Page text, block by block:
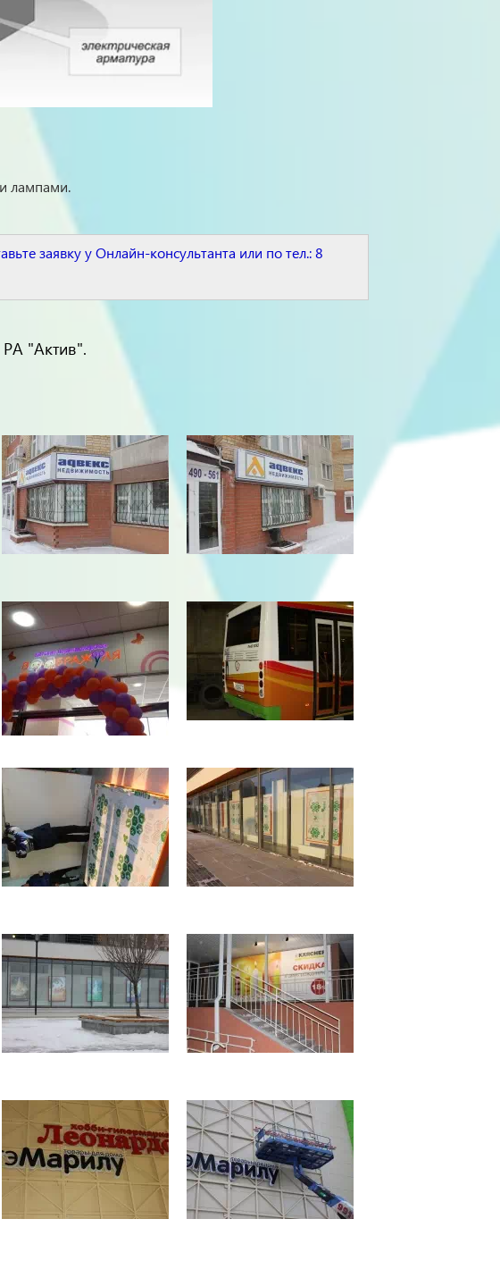
лампами.
заявку у Онлайн-консультанта или по тел.: 8
"Актив".